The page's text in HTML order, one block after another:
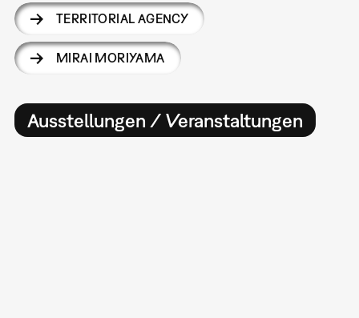
TERRITORIAL AGENCY
MIRAI MORIYAMA
Ausstellungen / Veranstaltungen